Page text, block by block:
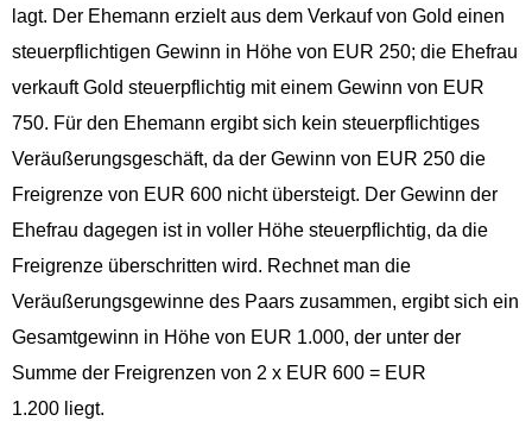
lagt. Der Ehe­mann erzielt aus dem Verkauf von Gold einen
steuerpflichti­gen Gewinn in Höhe von EUR 250; die Ehe­frau
verkauft Gold steuerpflichtig mit einem Gewinn von EUR
750. Für den Ehe­mann ergibt sich kein steuerpflichtiges
Veräußerungs­geschäft, da der Gewinn von EUR 250 die
Frei­gren­ze von EUR 600 nicht über­steigt. Der Gewinn der
Ehe­frau dage­gen ist in voller Höhe steuerpflichtig, da die
Frei­gren­ze über­schrit­ten wird. Rech­net man die
Veräußerungs­gewinne des Paars zusam­men, ergibt sich ein
Gesamt­gewinn in Höhe von EUR 1.000, der unter der
Summe der Frei­gren­zen von 2 x EUR 600 = EUR
1.200 liegt.